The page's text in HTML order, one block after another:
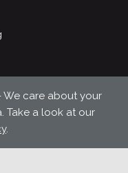
We care about your
Take a look at our
.